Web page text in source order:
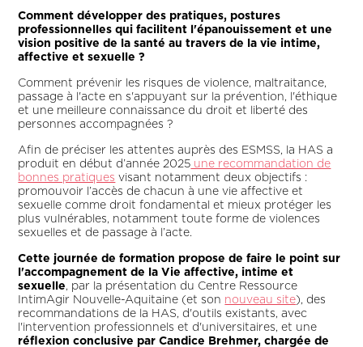
Comment développer des pratiques, postures
professionnelles qui facilitent l'épanouissement et une
vision positive de la santé au travers de la vie intime,
affective et sexuelle ?
Comment prévenir les risques de violence, maltraitance,
passage à l'acte en s'appuyant sur la prévention, l'éthique
et une meilleure connaissance du droit et liberté des
personnes accompagnées ?
Afin de préciser les attentes auprès des ESMSS, la HAS a
produit en début d’année 2025 une recommandation de
bonnes pratiques visant notamment deux objectifs :
promouvoir l’accès de chacun à une vie affective et
sexuelle comme droit fondamental et mieux protéger les
plus vulnérables, notamment toute forme de violences
sexuelles et de passage à l’acte.
Cette journée de formation propose de faire le point sur
l'accompagnement de la Vie affective, intime et
sexuelle, par la présentation du Centre Ressource
IntimAgir Nouvelle-Aquitaine (et son nouveau site), des
recommandations de la HAS, d'outils existants, avec
l'intervention professionnels et d'universitaires, et une
réflexion conclusive par Candice Brehmer, chargée de